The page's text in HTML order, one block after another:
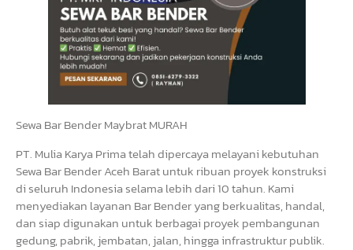
Sewa Bar Bender Maybrat MURAH
PT. Mulia Karya Prima telah dipercaya melayani kebutuhan
Sewa Bar Bender Aceh Barat untuk ribuan proyek konstruksi
di seluruh Indonesia selama lebih dari 10 tahun. Kami
menyediakan layanan Bar Bender yang berkualitas, handal,
dan siap digunakan untuk berbagai proyek pembangunan
gedung, pabrik, jembatan, jalan, hingga infrastruktur publik.